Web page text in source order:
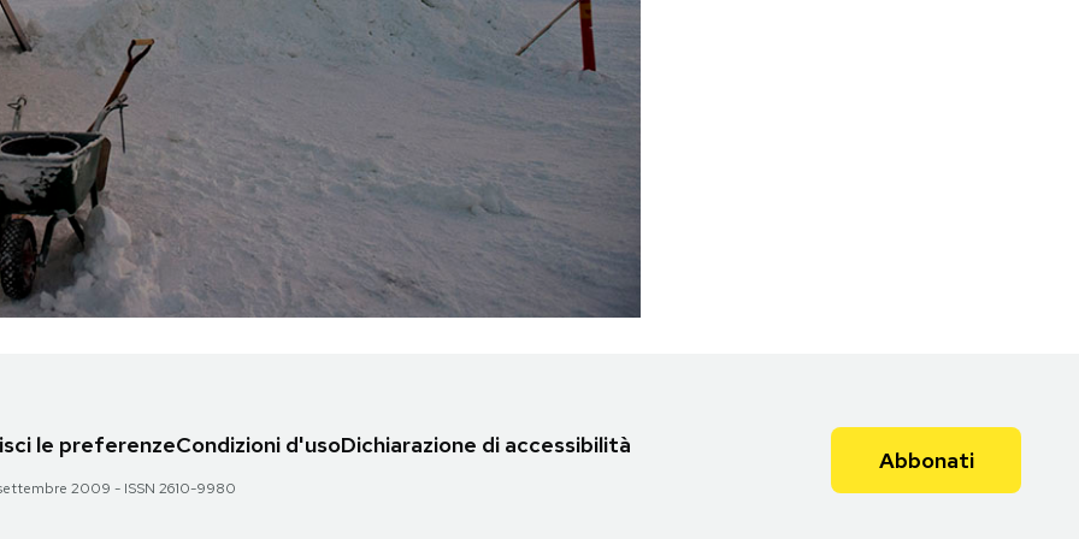
le preferenzeCondizioni d'usoDichiarazione di accessibilità
2009 - ISSN 2610-9980
Abbonati